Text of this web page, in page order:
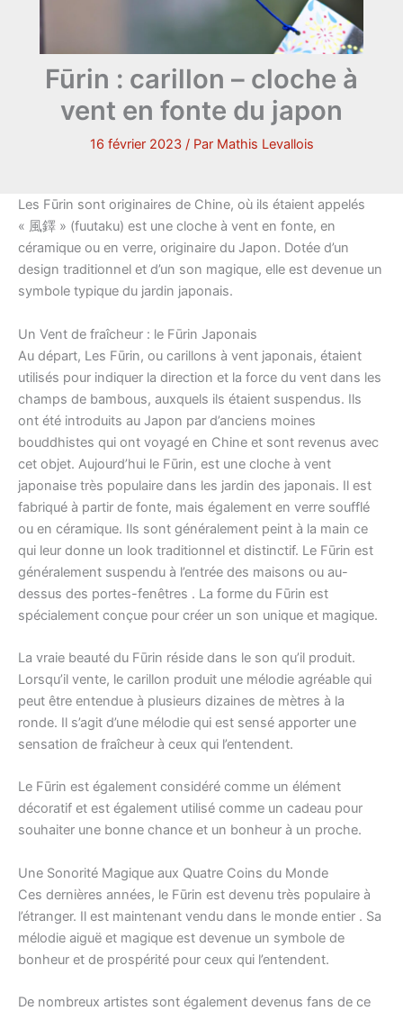
Fūrin : carillon – cloche à
vent en fonte du japon
16 février 2023 / Par Mathis Levallois
Les Fūrin sont originaires de Chine, où ils étaient appelés
« 風鐸 » (fuutaku) est une cloche à vent en fonte, en
céramique ou en verre, originaire du Japon. Dotée d’un
design traditionnel et d’un son magique, elle est devenue un
symbole typique du jardin japonais.
Un Vent de fraîcheur : le Fūrin Japonais
Au départ, Les Fūrin, ou carillons à vent japonais, étaient
utilisés pour indiquer la direction et la force du vent dans les
champs de bambous, auxquels ils étaient suspendus. Ils
ont été introduits au Japon par d’anciens moines
bouddhistes qui ont voyagé en Chine et sont revenus avec
cet objet. Aujourd’hui le Fūrin, est une cloche à vent
japonaise très populaire dans les jardin des japonais. Il est
fabriqué à partir de fonte, mais également en verre soufflé
ou en céramique. Ils sont généralement peint à la main ce
qui leur donne un look traditionnel et distinctif. Le Fūrin est
généralement suspendu à l’entrée des maisons ou au-
dessus des portes-fenêtres . La forme du Fūrin est
spécialement conçue pour créer un son unique et magique.
La vraie beauté du Fūrin réside dans le son qu’il produit.
Lorsqu’il vente, le carillon produit une mélodie agréable qui
peut être entendue à plusieurs dizaines de mètres à la
ronde. Il s’agit d’une mélodie qui est sensé apporter une
sensation de fraîcheur à ceux qui l’entendent.
Le Fūrin est également considéré comme un élément
décoratif et est également utilisé comme un cadeau pour
souhaiter une bonne chance et un bonheur à un proche.
Une Sonorité Magique aux Quatre Coins du Monde
Ces dernières années, le Fūrin est devenu très populaire à
l’étranger. Il est maintenant vendu dans le monde entier . Sa
mélodie aiguë et magique est devenue un symbole de
bonheur et de prospérité pour ceux qui l’entendent.
De nombreux artistes sont également devenus fans de ce